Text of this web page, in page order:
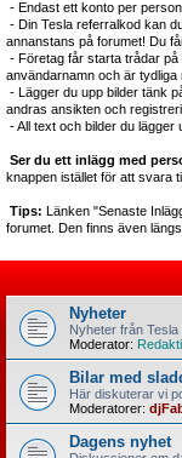
- Endast ett konto per
- Din Tesla referralkod kan
annanstans på forumet! Du
- Företag får starta trådar
användarnamn och är tydliga
- Lägger du upp bilder tänk
andras ansikten och
- All text och bilder du lägger
Ser du ett inlägg med
knappen istället för att svara
Tips: Länken "Senaste
forumet. Den finns även
Nyheter
Nyheter från Tesla
Moderator:
Bilar med
Här diskuterar vi
Moderatorer:
Dagens nyhet